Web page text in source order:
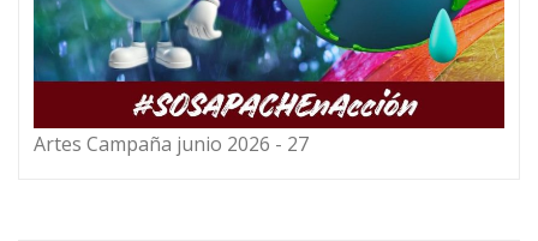
Artes Campaña junio 2026 - 27